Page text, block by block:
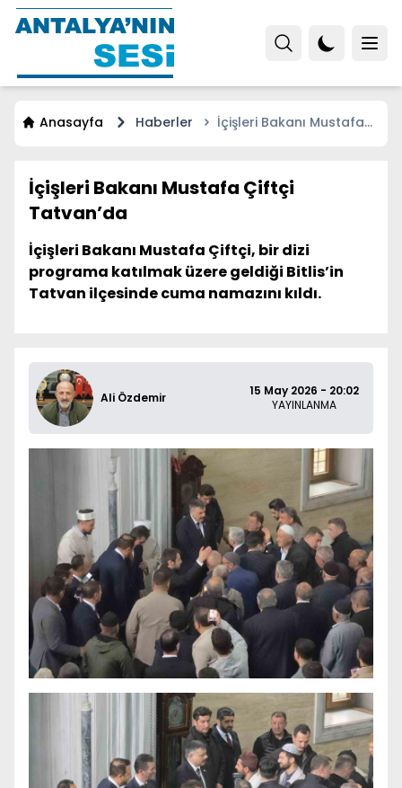
Anasayfa Haberler
İçişleri Bakanı Mustafa
İçişleri Bakanı Mustafa Çiftçi
Tatvan’da
İçişleri Bakanı Mustafa Çiftçi, bir dizi
programa katılmak üzere geldiği Bitlis’in
Tatvan ilçesinde cuma namazını kıldı.
Ali Özdemir
15 May 2026 - 20:02
YAYINLANMA